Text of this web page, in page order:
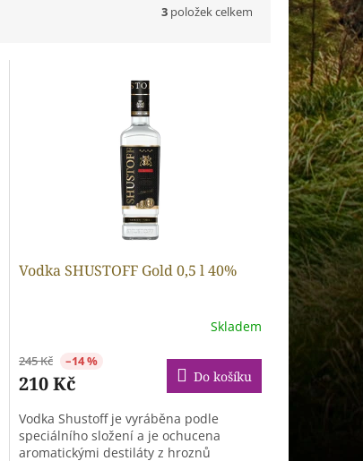
3 položek celkem
Vodka SHUSTOFF Gold 0,5 l 40%
Skladem
245 Kč –14 %
210 Kč Do košíku
Vodka Shustoff je vyráběna podle
speciálního složení a je ochucena
aromatickými destiláty z hroznů